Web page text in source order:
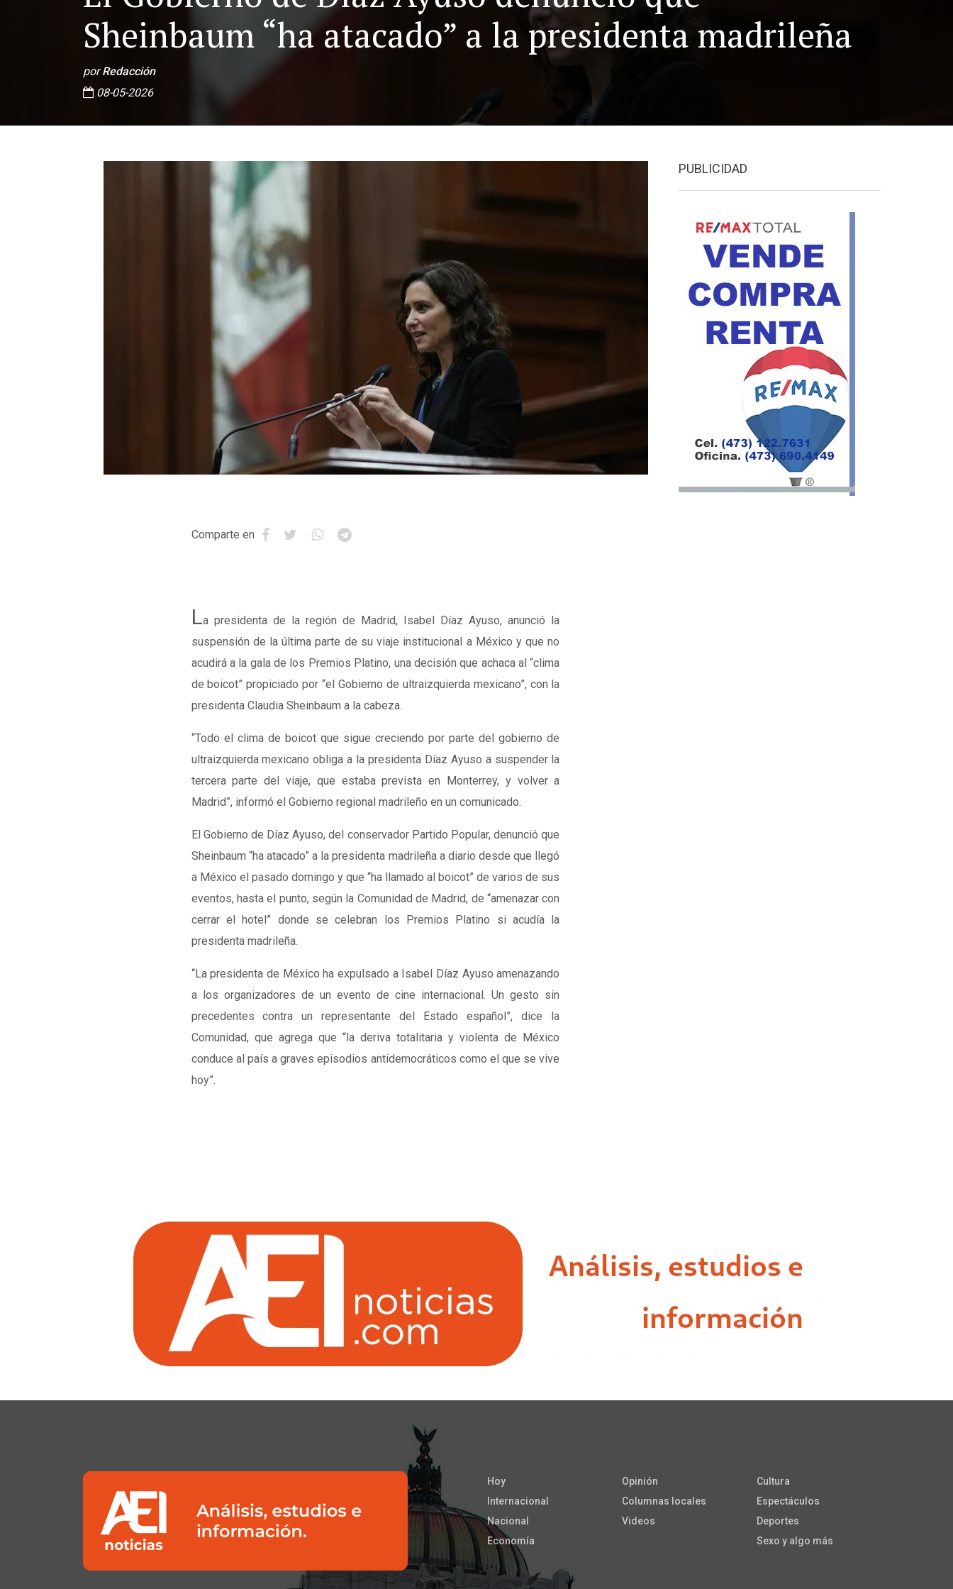
Sheinbaum “ha atacado” a la presidenta madrileña
porRedacción
08-05-2026
Comparte en
La presidenta de la región de Madrid, Isabel Díaz Ayuso, anunció la
suspensión de la última parte de su viaje institucional a México y que no
acudirá a la gala de los Premios Platino, una decisión que achaca al “clima
de boicot” propiciado por “el Gobierno de ultraizquierda mexicano”, con la
presidenta Claudia Sheinbaum a la cabeza.
“Todo el clima de boicot que sigue creciendo por parte del gobierno de
ultraizquierda mexicano obliga a la presidenta Díaz Ayuso a suspender la
tercera parte del viaje, que estaba prevista en Monterrey, y volver a
Madrid”, informó el Gobierno regional madrileño en un comunicado.
El Gobierno de Díaz Ayuso, del conservador Partido Popular, denunció que
Sheinbaum “ha atacado” a la presidenta madrileña a diario desde que llegó
a México el pasado domingo y que “ha llamado al boicot” de varios de sus
eventos, hasta el punto, según la Comunidad de Madrid, de “amenazar con
cerrar el hotel” donde se celebran los Premios Platino si acudía la
presidenta madrileña.
“La presidenta de México ha expulsado a Isabel Díaz Ayuso amenazando
a los organizadores de un evento de cine internacional. Un gesto sin
precedentes contra un representante del Estado español”, dice la
Comunidad, que agrega que “la deriva totalitaria y violenta de México
conduce al país a graves episodios antidemocráticos como el que se vive
hoy”.
PUBLICIDAD
Hoy
Internacional
Nacional
Economía
Opinión
Columnas locales
Videos
Cultura
Espectáculos
Deportes
Sexo y algo más